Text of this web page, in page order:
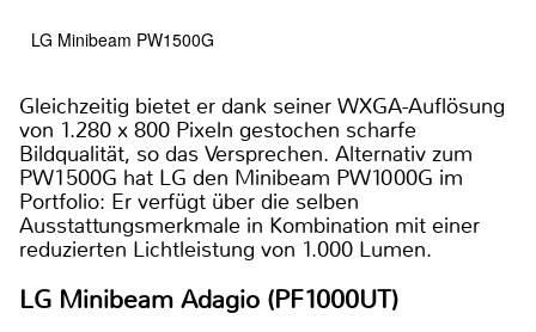
LG Minibeam PW1500G
Gleichzeitig bietet er dank seiner WXGA-Auflösung
von 1.280 x 800 Pixeln gestochen scharfe
Bildqualität, so das Versprechen. Alternativ zum
PW1500G hat LG den Minibeam PW1000G im
Portfolio: Er verfügt über die selben
Ausstattungsmerkmale in Kombination mit einer
reduzierten Lichtleistung von 1.000 Lumen.
LG Minibeam Adagio (PF1000UT)